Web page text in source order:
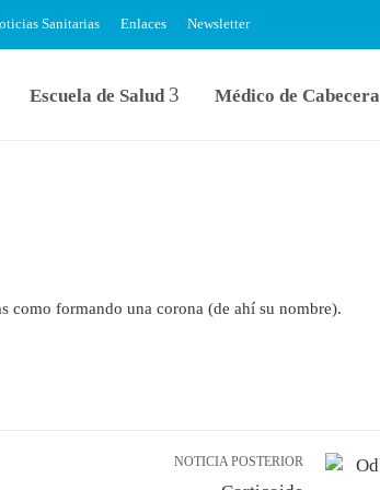
Sanitarias Enlaces Newsletter
Escuela de Salud Médico de Cabecera
como formando una corona (de ahí su nombre).
NOTICIA POSTERIOR